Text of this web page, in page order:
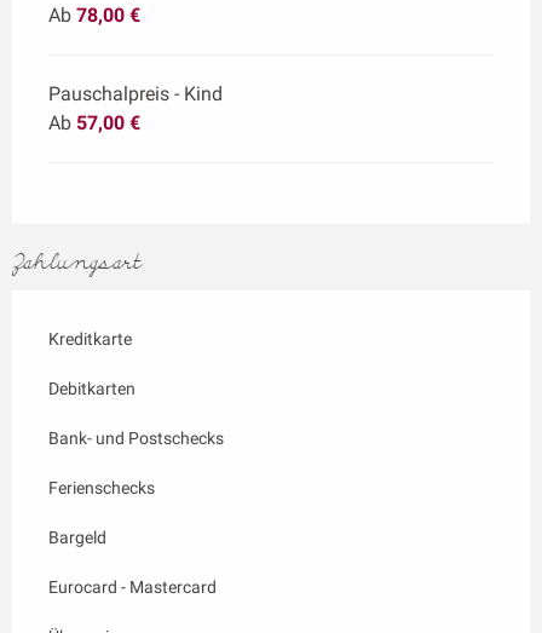
Ab 78,00 €
Pauschalpreis - Kind
Ab 57,00 €
Zahlungsart
Kreditkarte
Debitkarten
Bank- und Postschecks
Ferienschecks
Bargeld
Eurocard - Mastercard